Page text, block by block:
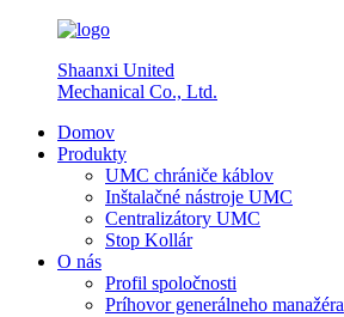
Shaanxi United
Mechanical Co., Ltd.
Domov
Produkty
UMC chrániče káblov
Inštalačné nástroje UMC
Centralizátory UMC
Stop Kollár
O nás
Profil spoločnosti
Príhovor generálneho manažéra